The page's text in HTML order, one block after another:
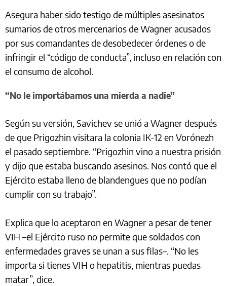
Asegura haber sido testigo de múltiples asesinatos
sumarios de otros mercenarios de Wagner acusados
por sus comandantes de desobedecer órdenes o de
infringir el “código de conducta”, incluso en relación con
el consumo de alcohol.
“No le importábamos una mierda a nadie”
Según su versión, Savichev se unió a Wagner después
de que Prigozhin visitara la colonia IK-12 en Vorónezh
el pasado septiembre. “Prigozhin vino a nuestra prisión
y dijo que estaba buscando asesinos. Nos contó que el
Ejército estaba lleno de blandengues que no podían
cumplir con su trabajo”.
Explica que lo aceptaron en Wagner a pesar de tener
VIH –el Ejército ruso no permite que soldados con
enfermedades graves se unan a sus filas–. “No les
importa si tienes VIH o hepatitis, mientras puedas
matar”, dice.